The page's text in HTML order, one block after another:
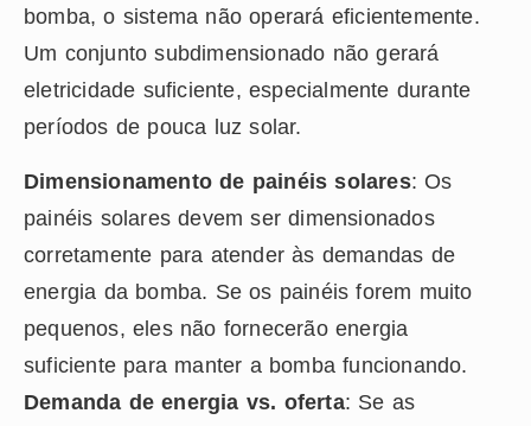
bomba, o sistema não operará eficientemente.
Um conjunto subdimensionado não gerará
eletricidade suficiente, especialmente durante
períodos de pouca luz solar.
Dimensionamento de painéis solares: Os
painéis solares devem ser dimensionados
corretamente para atender às demandas de
energia da bomba. Se os painéis forem muito
pequenos, eles não fornecerão energia
suficiente para manter a bomba funcionando.
Demanda de energia vs. oferta: Se as